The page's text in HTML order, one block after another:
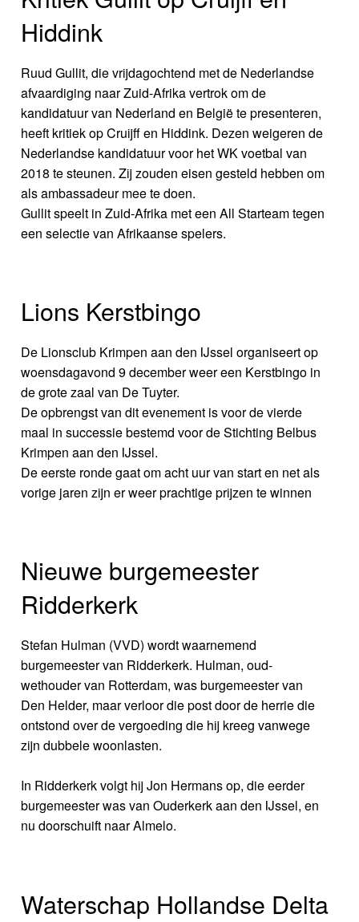
Hiddink
Ruud Gullit, die vrijdagochtend met de Nederlandse
afvaardiging naar Zuid-Afrika vertrok om de
kandidatuur van Nederland en België te presenteren,
heeft kritiek op Cruijff en Hiddink. Dezen weigeren de
Nederlandse kandidatuur voor het WK voetbal van
2018 te steunen. Zij zouden eisen gesteld hebben om
als ambassadeur mee te doen.
Gullit speelt in Zuid-Afrika met een All Starteam tegen
een selectie van Afrikaanse spelers.
Lions Kerstbingo
De Lionsclub Krimpen aan den IJssel organiseert op
woensdagavond 9 december weer een Kerstbingo in
de grote zaal van De Tuyter.
De opbrengst van dit evenement is voor de vierde
maal in successie bestemd voor de Stichting Belbus
Krimpen aan den IJssel.
De eerste ronde gaat om acht uur van start en net als
vorige jaren zijn er weer prachtige prijzen te winnen
Nieuwe burgemeester
Ridderkerk
Stefan Hulman (VVD) wordt waarnemend
burgemeester van Ridderkerk. Hulman, oud-
wethouder van Rotterdam, was burgemeester van
Den Helder, maar verloor die post door de herrie die
ontstond over de vergoeding die hij kreeg vanwege
zijn dubbele woonlasten.
In Ridderkerk volgt hij Jon Hermans op, die eerder
burgemeester was van Ouderkerk aan den IJssel, en
nu doorschuift naar Almelo.
Waterschap Hollandse Delta